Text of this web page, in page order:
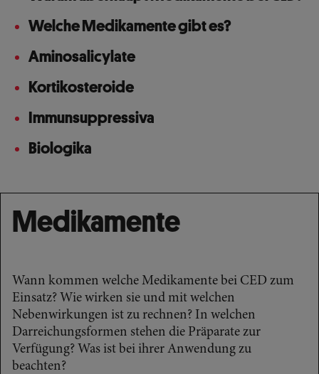
Welche Medikamente gibt es?
Aminosalicylate
Kortikosteroide
Immunsuppressiva
Biologika
Medikamente
Wann kommen welche Medikamente bei CED zum
Einsatz? Wie wirken sie und mit welchen
Nebenwirkungen ist zu rechnen? In welchen
Darreichungsformen stehen die Präparate zur
Verfügung? Was ist bei ihrer Anwendung zu
beachten?